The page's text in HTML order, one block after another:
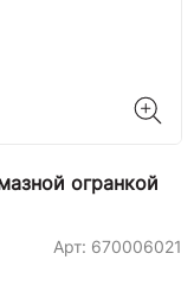
огранкой
Арт: 670006021